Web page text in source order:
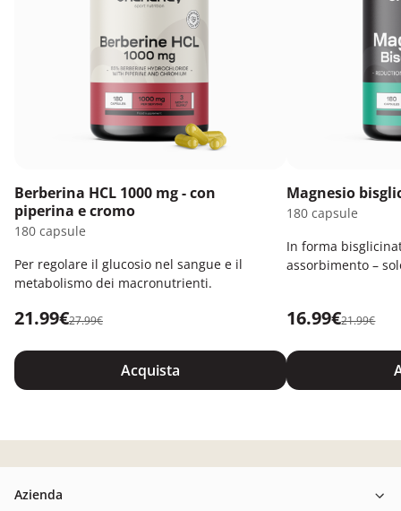
Berberina HCL 1000 mg - con
piperina e cromo
180 capsule
Per regolare il glucosio nel sangue e il
metabolismo dei macronutrienti.
21.99€27.99€
Acquista
Magnesio
180 capsule
In forma
assorbimento –
16.99€21.99€
Azienda